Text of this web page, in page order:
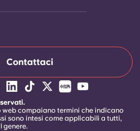
Contattaci
web compaiano termini che indicano
sono intesi come applicabili a tutti,
genere.